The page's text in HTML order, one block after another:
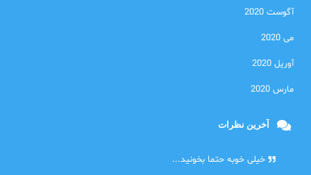
آگوست 2020
می 2020
آوریل 2020
مارس 2020
آخرین نظرات
خیلی خوبه حتما بخونید...